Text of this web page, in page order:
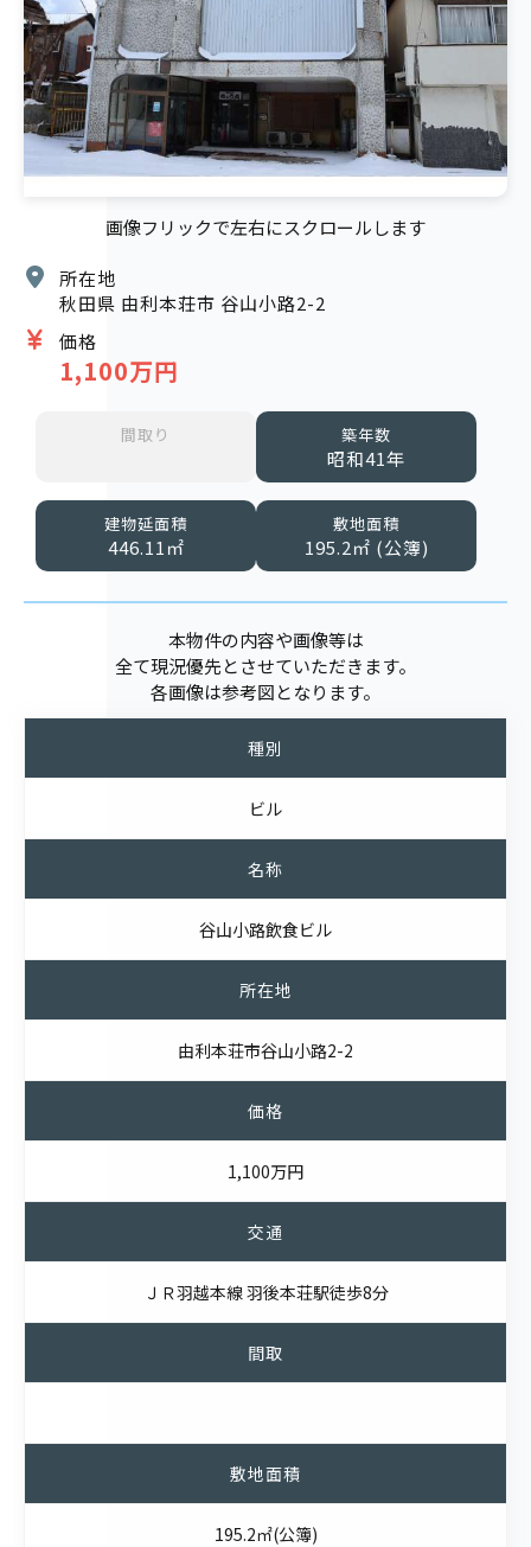
所在地
秋田県 由利本荘市 谷山小路2-2
価格
1,100万円
間取り 築年数
昭和41年
建物延面積
446.11㎡
敷地面積
195.2㎡ (公簿)
画像フリックで左右にスクロールします
本物件の内容や画像等は
全て現況優先とさせていただきます。
各画像は参考図となります。
種別
ビル
名称
谷山小路飲食ビル
所在地
由利本荘市谷山小路2-2
価格
1,100万円
交通
ＪＲ羽越本線 羽後本荘駅徒歩8分
間取
敷地面積
195.2㎡(公簿)